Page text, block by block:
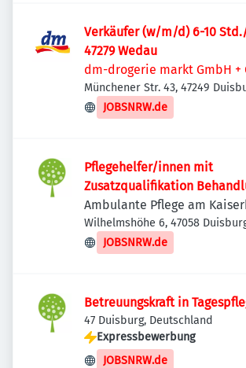
Verkäufer (w/m/d) 6-10
47279 Wedau
dm-drogerie markt GmbH +
Münchener Str. 43, 47249
Deutschland
JOBSNRW.de
Pflegehelfer/innen mit
Zusatzqualifikation
Ambulante Pflege am
Wilhelmshöhe 6, 47058
Deutschland
JOBSNRW.de
Betreuungskraft in
47 Duisburg, Deutschland
Expressbewerbung
JOBSNRW.de